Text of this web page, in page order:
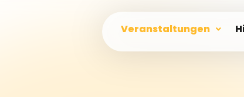
Veranstaltungen